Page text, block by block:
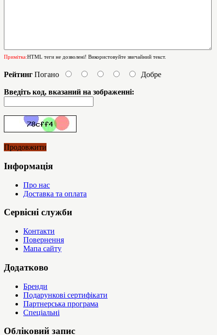
Примітка:HTML теги не дозволені! Використовуйте звичайний текст.
Рейтинг Погано Добре
Введіть код, вказаний на зображенні:
Продовжити
Інформація
Про нас
Доставка та оплата
Сервісні служби
Контакти
Повернення
Мапа сайту
Додатково
Бренди
Подарункові сертифікати
Партнерська програма
Спеціальні
Обліковий запис